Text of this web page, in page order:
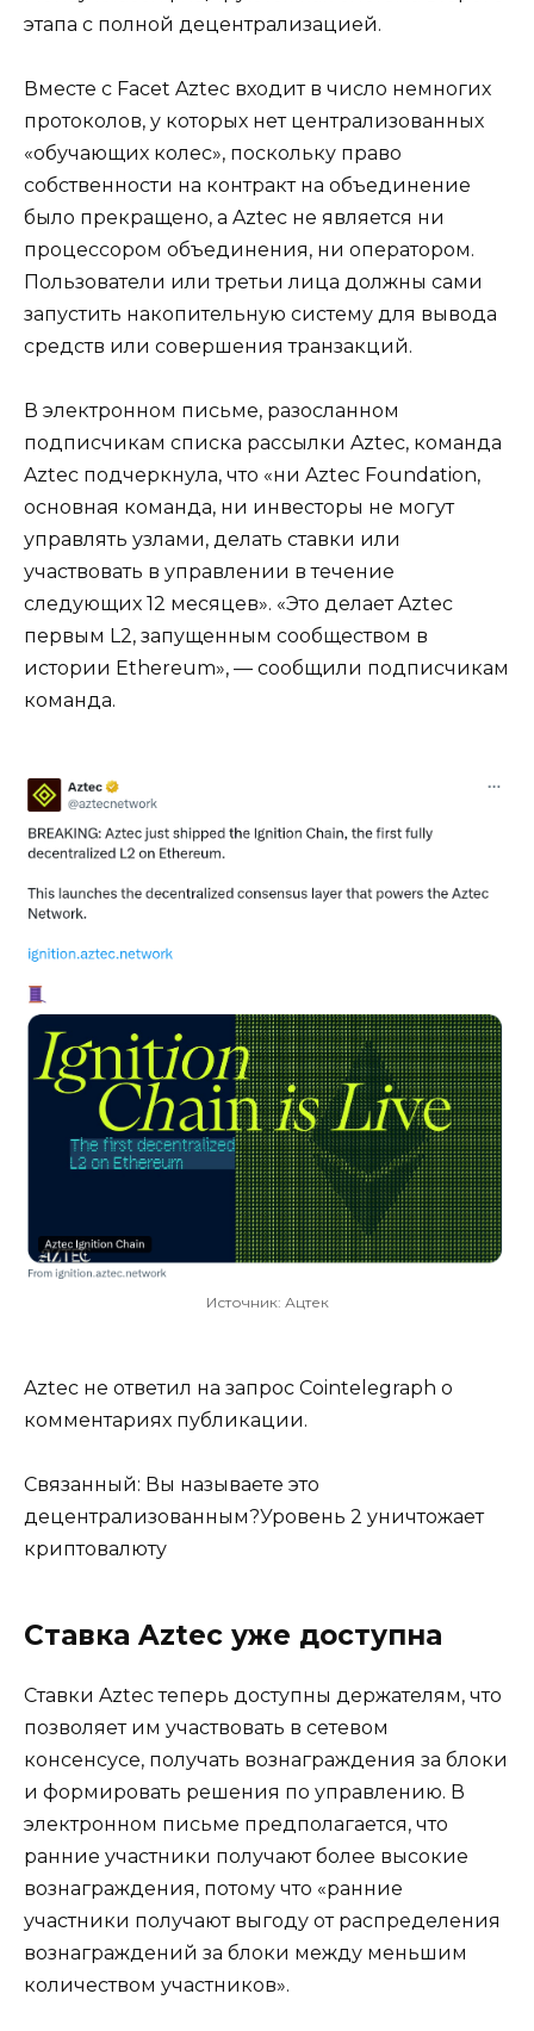
этапа с полной децентрализацией.
Вместе с Facet Aztec входит в число немногих
протоколов, у которых нет централизованных
«обучающих колес», поскольку право
собственности на контракт на объединение
было прекращено, а Aztec не является ни
процессором объединения, ни оператором.
Пользователи или третьи лица должны сами
запустить накопительную систему для вывода
средств или совершения транзакций.
В электронном письме, разосланном
подписчикам списка рассылки Aztec, команда
Aztec подчеркнула, что «ни Aztec Foundation,
основная команда, ни инвесторы не могут
управлять узлами, делать ставки или
участвовать в управлении в течение
следующих 12 месяцев». «Это делает Aztec
первым L2, запущенным сообществом в
истории Ethereum», — сообщили подписчикам
команда.
Источник: Ацтек
Aztec не ответил на запрос Cointelegraph о
комментариях публикации.
Связанный: Вы называете это
децентрализованным?Уровень 2 уничтожает
криптовалюту
Ставка Aztec уже доступна
Ставки Aztec теперь доступны держателям, что
позволяет им участвовать в сетевом
консенсусе, получать вознаграждения за блоки
и формировать решения по управлению. В
электронном письме предполагается, что
ранние участники получают более высокие
вознаграждения, потому что «ранние
участники получают выгоду от распределения
вознаграждений за блоки между меньшим
количеством участников».